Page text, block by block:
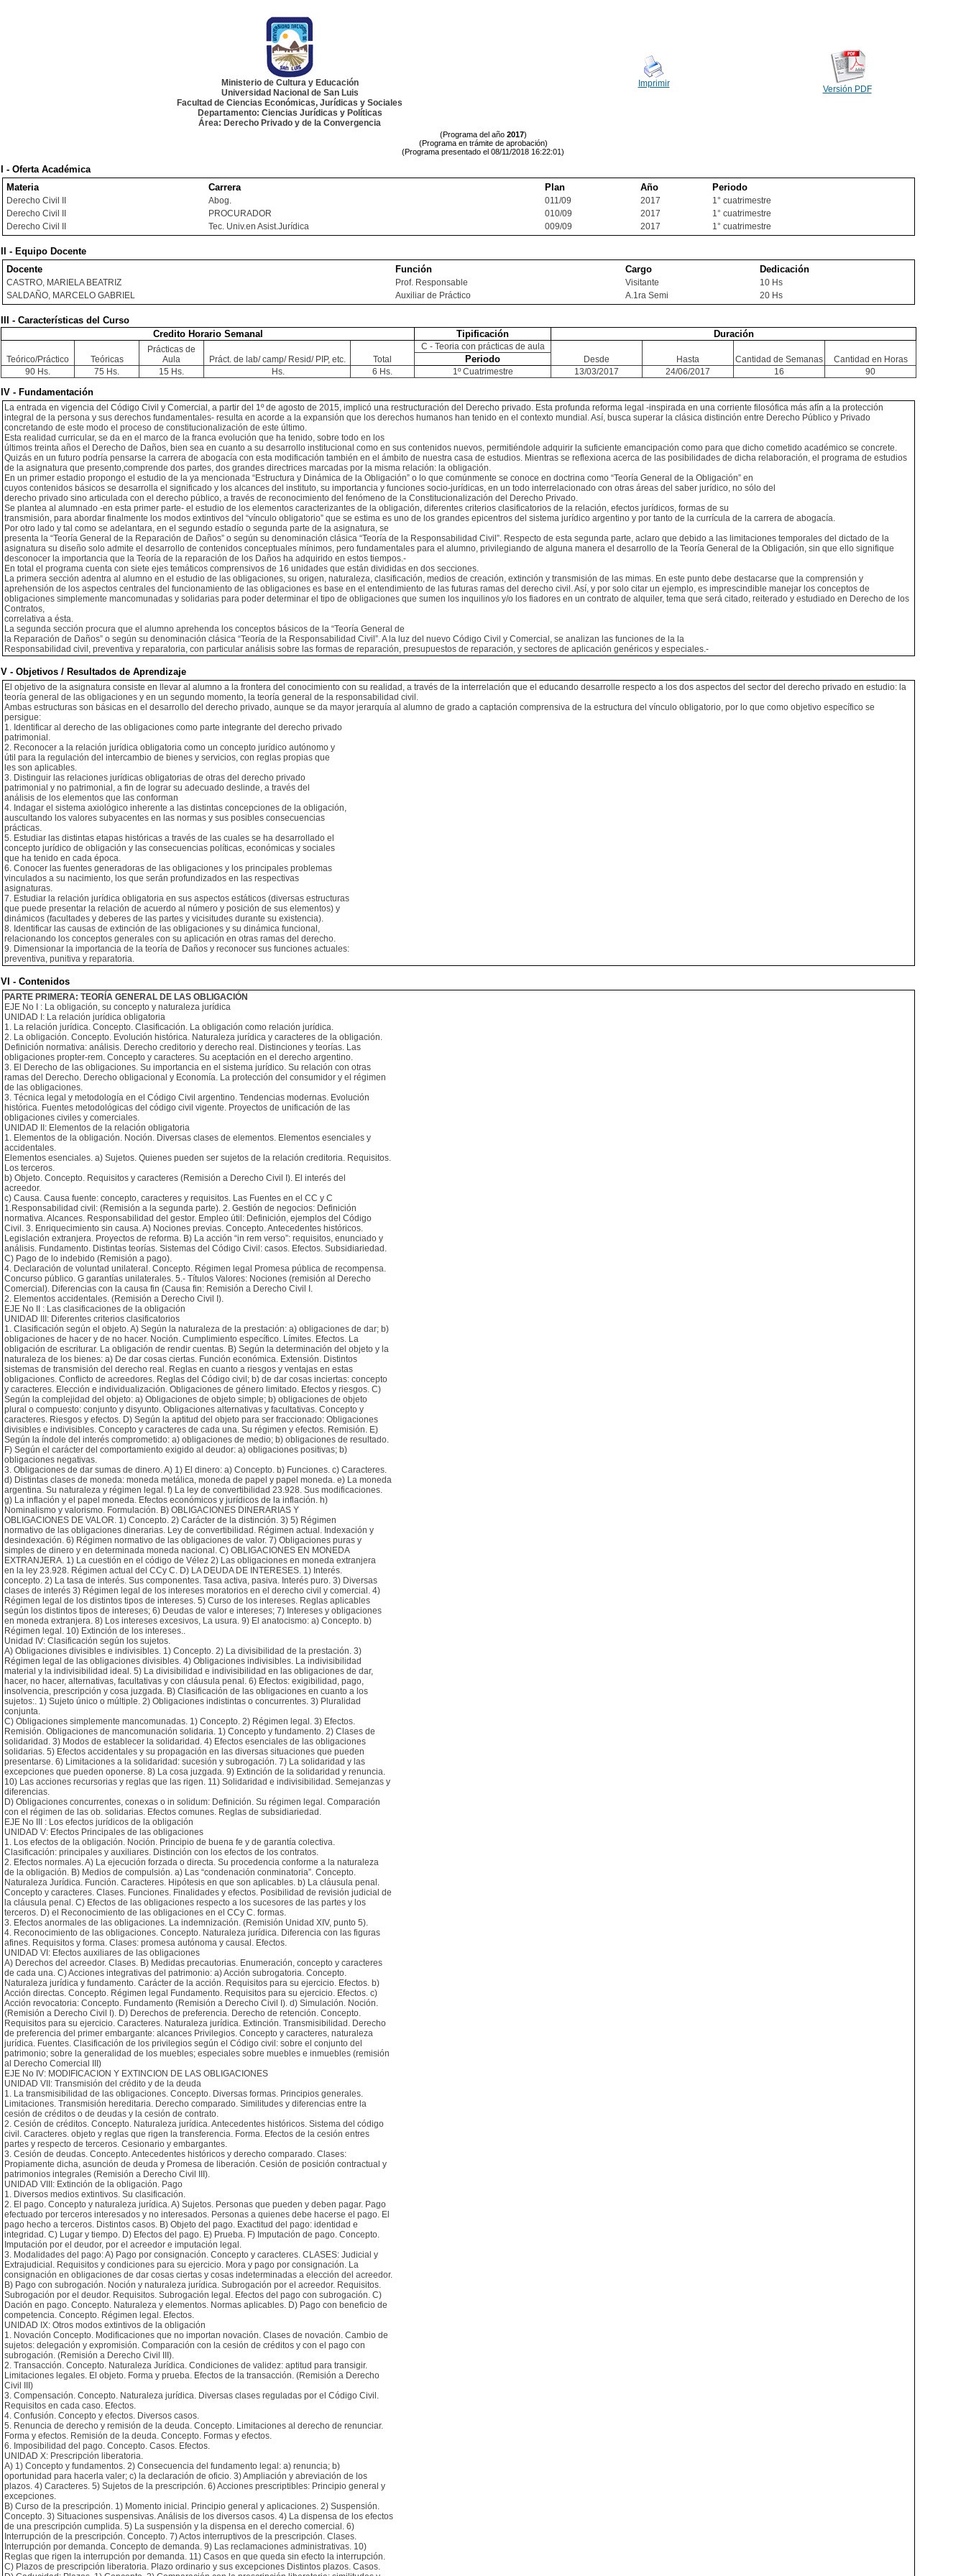
Ministerio de Cultura y Educación
Universidad Nacional de San Luis
Facultad de Ciencias Económicas, Jurídicas y Sociales
Departamento: Ciencias Jurídicas y Políticas
Área: Derecho Privado y de la Convergencia
Imprimir
Versión PDF
(Programa del año 2017)
(Programa en trámite de aprobación)
(Programa presentado el 08/11/2018 16:22:01)
I - Oferta Académica
Materia
Carrera Plan Año Periodo
Derecho Civil II Abog. 011/09 2017
1° cuatrimestre
Derecho Civil II
PROCURADOR 010/09 2017
1° cuatrimestre
Derecho Civil II
Tec. Univ.en Asist.Jurídica 009/09 2017 1° cuatrimestre
II - Equipo Docente
Docente
Función Cargo Dedicación
CASTRO, MARIELA BEATRIZ Prof. Responsable Visitante
10 Hs
SALDAÑO, MARCELO GABRIEL
Auxiliar de Práctico A.1ra Semi 20 Hs
III - Características del Curso
Credito Horario Semanal
Tipificación Duración
Teórico/Práctico Teóricas
Prácticas de
Aula
Práct. de lab/ camp/ Resid/ PIP, etc. Total
C - Teoria con prácticas de aula
Desde
Hasta Cantidad de Semanas Cantidad en Horas
Periodo
90 Hs. 75 Hs. 15 Hs. Hs. 6 Hs. 1º Cuatrimestre 13/03/2017 24/06/2017 16 90
IV - Fundamentación
La entrada en vigencia del Código Civil y Comercial, a partir del 1º de agosto de 2015, implicó una restructuración del Derecho privado. Esta profunda reforma legal -inspirada en una corriente filosófica más afín a la protección
integral de la persona y sus derechos fundamentales- resulta en acorde a la expansión que los derechos humanos han tenido en el contexto mundial. Así, busca superar la clásica distinción entre Derecho Público y Privado
concretando de este modo el proceso de constitucionalización de este último.
Esta realidad curricular, se da en el marco de la franca evolución que ha tenido, sobre todo en los
últimos treinta años el Derecho de Daños, bien sea en cuanto a su desarrollo institucional como en sus contenidos nuevos, permitiéndole adquirir la suficiente emancipación como para que dicho cometido académico se concrete.
Quizás en un futuro podría pensarse la carrera de abogacía con esta modificación también en el ámbito de nuestra casa de estudios. Mientras se reflexiona acerca de las posibilidades de dicha relaboración, el programa de estudios
de la asignatura que presento,comprende dos partes, dos grandes directrices marcadas por la misma relación: la obligación.
En un primer estadio propongo el estudio de la ya mencionada “Estructura y Dinámica de la Obligación” o lo que comúnmente se conoce en doctrina como “Teoría General de la Obligación” en
cuyos contenidos básicos se desarrolla el significado y los alcances del instituto, su importancia y funciones socio-jurídicas, en un todo interrelacionado con otras áreas del saber jurídico, no sólo del
derecho privado sino articulada con el derecho público, a través de reconocimiento del fenómeno de la Constitucionalización del Derecho Privado.
Se plantea al alumnado -en esta primer parte- el estudio de los elementos caracterizantes de la obligación, diferentes criterios clasificatorios de la relación, efectos jurídicos, formas de su
transmisión, para abordar finalmente los modos extintivos del “vínculo obligatorio” que se estima es uno de los grandes epicentros del sistema jurídico argentino y por tanto de la currícula de la carrera de abogacía.
Por otro lado y tal como se adelantara, en el segundo estadío o segunda parte de la asignatura, se
presenta la “Teoría General de la Reparación de Daños” o según su denominación clásica “Teoría de la Responsabilidad Civil”. Respecto de esta segunda parte, aclaro que debido a las limitaciones temporales del dictado de la
asignatura su diseño solo admite el desarrollo de contenidos conceptuales mínimos, pero fundamentales para el alumno, privilegiando de alguna manera el desarrollo de la Teoría General de la Obligación, sin que ello signifique
desconocer la importancia que la Teoría de la reparación de los Daños ha adquirido en estos tiempos.-
En total el programa cuenta con siete ejes temáticos comprensivos de 16 unidades que están divididas en dos secciones.
La primera sección adentra al alumno en el estudio de las obligaciones, su origen, naturaleza, clasificación, medios de creación, extinción y transmisión de las mimas. En este punto debe destacarse que la comprensión y
aprehensión de los aspectos centrales del funcionamiento de las obligaciones es base en el entendimiento de las futuras ramas del derecho civil. Así, y por solo citar un ejemplo, es imprescindible manejar los conceptos de
obligaciones simplemente mancomunadas y solidarias para poder determinar el tipo de obligaciones que sumen los inquilinos y/o los fiadores en un contrato de alquiler, tema que será citado, reiterado y estudiado en Derecho de los
Contratos,
correlativa a ésta.
La segunda sección procura que el alumno aprehenda los conceptos básicos de la “Teoría General de
la Reparación de Daños” o según su denominación clásica “Teoría de la Responsabilidad Civil”. A la luz del nuevo Código Civil y Comercial, se analizan las funciones de la la
Responsabilidad civil, preventiva y reparatoria, con particular análisis sobre las formas de reparación, presupuestos de reparación, y sectores de aplicación genéricos y especiales.-
V - Objetivos / Resultados de Aprendizaje
El objetivo de la asignatura consiste en llevar al alumno a la frontera del conocimiento con su realidad, a través de la interrelación que el educando desarrolle respecto a los dos aspectos del sector del derecho privado en estudio: la
teoría general de las obligaciones y en un segundo momento, la teoría general de la responsabilidad civil.
Ambas estructuras son básicas en el desarrollo del derecho privado, aunque se da mayor jerarquía al alumno de grado a captación comprensiva de la estructura del vínculo obligatorio, por lo que como objetivo específico se
persigue:
1. Identificar al derecho de las obligaciones como parte integrante del derecho privado
patrimonial.
2. Reconocer a la relación jurídica obligatoria como un concepto jurídico autónomo y
útil para la regulación del intercambio de bienes y servicios, con reglas propias que
les son aplicables.
3. Distinguir las relaciones jurídicas obligatorias de otras del derecho privado
patrimonial y no patrimonial, a fin de lograr su adecuado deslinde, a través del
análisis de los elementos que las conforman
4. Indagar el sistema axiológico inherente a las distintas concepciones de la obligación,
auscultando los valores subyacentes en las normas y sus posibles consecuencias
prácticas.
5. Estudiar las distintas etapas históricas a través de las cuales se ha desarrollado el
concepto jurídico de obligación y las consecuencias políticas, económicas y sociales
que ha tenido en cada época.
6. Conocer las fuentes generadoras de las obligaciones y los principales problemas
vinculados a su nacimiento, los que serán profundizados en las respectivas
asignaturas.
7. Estudiar la relación jurídica obligatoria en sus aspectos estáticos (diversas estructuras
que puede presentar la relación de acuerdo al número y posición de sus elementos) y
dinámicos (facultades y deberes de las partes y vicisitudes durante su existencia).
8. Identificar las causas de extinción de las obligaciones y su dinámica funcional,
relacionando los conceptos generales con su aplicación en otras ramas del derecho.
9. Dimensionar la importancia de la teoría de Daños y reconocer sus funciones actuales:
preventiva, punitiva y reparatoria.
VI - Contenidos
PARTE PRIMERA: TEORÍA GENERAL DE LAS OBLIGACIÓN
EJE No I : La obligación, su concepto y naturaleza jurídica
UNIDAD I: La relación jurídica obligatoria
1. La relación jurídica. Concepto. Clasificación. La obligación como relación jurídica.
2. La obligación. Concepto. Evolución histórica. Naturaleza jurídica y caracteres de la obligación.
Definición normativa: análisis. Derecho creditorio y derecho real. Distinciones y teorías. Las
obligaciones propter-rem. Concepto y caracteres. Su aceptación en el derecho argentino.
3. El Derecho de las obligaciones. Su importancia en el sistema jurídico. Su relación con otras
ramas del Derecho. Derecho obligacional y Economía. La protección del consumidor y el régimen
de las obligaciones.
3. Técnica legal y metodología en el Código Civil argentino. Tendencias modernas. Evolución
histórica. Fuentes metodológicas del código civil vigente. Proyectos de unificación de las
obligaciones civiles y comerciales.
UNIDAD II: Elementos de la relación obligatoria
1. Elementos de la obligación. Noción. Diversas clases de elementos. Elementos esenciales y
accidentales.
Elementos esenciales. a) Sujetos. Quienes pueden ser sujetos de la relación creditoria. Requisitos.
Los terceros.
b) Objeto. Concepto. Requisitos y caracteres (Remisión a Derecho Civil I). El interés del
acreedor.
c) Causa. Causa fuente: concepto, caracteres y requisitos. Las Fuentes en el CC y C
1.Responsabilidad civil: (Remisión a la segunda parte). 2. Gestión de negocios: Definición
normativa. Alcances. Responsabilidad del gestor. Empleo útil: Definición, ejemplos del Código
Civil. 3. Enriquecimiento sin causa. A) Nociones previas. Concepto. Antecedentes históricos.
Legislación extranjera. Proyectos de reforma. B) La acción “in rem verso”: requisitos, enunciado y
análisis. Fundamento. Distintas teorías. Sistemas del Código Civil: casos. Efectos. Subsidiariedad.
C) Pago de lo indebido (Remisión a pago).
4. Declaración de voluntad unilateral. Concepto. Régimen legal Promesa pública de recompensa.
Concurso público. G garantías unilaterales. 5.- Títulos Valores: Nociones (remisión al Derecho
Comercial). Diferencias con la causa fin (Causa fin: Remisión a Derecho Civil I.
2. Elementos accidentales. (Remisión a Derecho Civil I).
EJE No II : Las clasificaciones de la obligación
UNIDAD III: Diferentes criterios clasificatorios
1. Clasificación según el objeto. A) Según la naturaleza de la prestación: a) obligaciones de dar; b)
obligaciones de hacer y de no hacer. Noción. Cumplimiento específico. Límites. Efectos. La
obligación de escriturar. La obligación de rendir cuentas. B) Según la determinación del objeto y la
naturaleza de los bienes: a) De dar cosas ciertas. Función económica. Extensión. Distintos
sistemas de transmisión del derecho real. Reglas en cuanto a riesgos y ventajas en estas
obligaciones. Conflicto de acreedores. Reglas del Código civil; b) de dar cosas inciertas: concepto
y caracteres. Elección e individualización. Obligaciones de género limitado. Efectos y riesgos. C)
Según la complejidad del objeto: a) Obligaciones de objeto simple; b) obligaciones de objeto
plural o compuesto: conjunto y disyunto. Obligaciones alternativas y facultativas. Concepto y
caracteres. Riesgos y efectos. D) Según la aptitud del objeto para ser fraccionado: Obligaciones
divisibles e indivisibles. Concepto y caracteres de cada una. Su régimen y efectos. Remisión. E)
Según la índole del interés comprometido: a) obligaciones de medio; b) obligaciones de resultado.
F) Según el carácter del comportamiento exigido al deudor: a) obligaciones positivas; b)
obligaciones negativas.
3. Obligaciones de dar sumas de dinero. A) 1) El dinero: a) Concepto. b) Funciones. c) Caracteres.
d) Distintas clases de moneda: moneda metálica, moneda de papel y papel moneda. e) La moneda
argentina. Su naturaleza y régimen legal. f) La ley de convertibilidad 23.928. Sus modificaciones.
g) La inflación y el papel moneda. Efectos económicos y jurídicos de la inflación. h)
Nominalismo y valorismo. Formulación. B) OBLIGACIONES DINERARIAS Y
OBLIGACIONES DE VALOR. 1) Concepto. 2) Carácter de la distinción. 3) 5) Régimen
normativo de las obligaciones dinerarias. Ley de convertibilidad. Régimen actual. Indexación y
desindexación. 6) Régimen normativo de las obligaciones de valor. 7) Obligaciones puras y
simples de dinero y en determinada moneda nacional. C) OBLIGACIONES EN MONEDA
EXTRANJERA. 1) La cuestión en el código de Vélez 2) Las obligaciones en moneda extranjera
en la ley 23.928. Régimen actual del CCy C. D) LA DEUDA DE INTERESES. 1) Interés.
concepto. 2) La tasa de interés. Sus componentes. Tasa activa, pasiva. Interés puro. 3) Diversas
clases de interés 3) Régimen legal de los intereses moratorios en el derecho civil y comercial. 4)
Régimen legal de los distintos tipos de intereses. 5) Curso de los intereses. Reglas aplicables
según los distintos tipos de intereses; 6) Deudas de valor e intereses; 7) Intereses y obligaciones
en moneda extranjera. 8) Los intereses excesivos, La usura. 9) El anatocismo: a) Concepto. b)
Régimen legal. 10) Extinción de los intereses..
Unidad IV: Clasificación según los sujetos.
A) Obligaciones divisibles e indivisibles. 1) Concepto. 2) La divisibilidad de la prestación. 3)
Régimen legal de las obligaciones divisibles. 4) Obligaciones indivisibles. La indivisibilidad
material y la indivisibilidad ideal. 5) La divisibilidad e indivisibilidad en las obligaciones de dar,
hacer, no hacer, alternativas, facultativas y con cláusula penal. 6) Efectos: exigibilidad, pago,
insolvencia, prescripción y cosa juzgada. B) Clasificación de las obligaciones en cuanto a los
sujetos:. 1) Sujeto único o múltiple. 2) Obligaciones indistintas o concurrentes. 3) Pluralidad
conjunta.
C) Obligaciones simplemente mancomunadas. 1) Concepto. 2) Régimen legal. 3) Efectos.
Remisión. Obligaciones de mancomunación solidaria. 1) Concepto y fundamento. 2) Clases de
solidaridad. 3) Modos de establecer la solidaridad. 4) Efectos esenciales de las obligaciones
solidarias. 5) Efectos accidentales y su propagación en las diversas situaciones que pueden
presentarse. 6) Limitaciones a la solidaridad: sucesión y subrogación. 7) La solidaridad y las
excepciones que pueden oponerse. 8) La cosa juzgada. 9) Extinción de la solidaridad y renuncia.
10) Las acciones recursorias y reglas que las rigen. 11) Solidaridad e indivisibilidad. Semejanzas y
diferencias.
D) Obligaciones concurrentes, conexas o in solidum: Definición. Su régimen legal. Comparación
con el régimen de las ob. solidarias. Efectos comunes. Reglas de subsidiariedad.
EJE No III : Los efectos jurídicos de la obligación
UNIDAD V: Efectos Principales de las obligaciones
1. Los efectos de la obligación. Noción. Principio de buena fe y de garantía colectiva.
Clasificación: principales y auxiliares. Distinción con los efectos de los contratos.
2. Efectos normales. A) La ejecución forzada o directa. Su procedencia conforme a la naturaleza
de la obligación. B) Medios de compulsión. a) Las “condenación conminatoria”. Concepto.
Naturaleza Jurídica. Función. Caracteres. Hipótesis en que son aplicables. b) La cláusula penal.
Concepto y caracteres. Clases. Funciones. Finalidades y efectos. Posibilidad de revisión judicial de
la cláusula penal. C) Efectos de las obligaciones respecto a los sucesores de las partes y los
terceros. D) el Reconocimiento de las obligaciones en el CCy C. formas.
3. Efectos anormales de las obligaciones. La indemnización. (Remisión Unidad XIV, punto 5).
4. Reconocimiento de las obligaciones. Concepto. Naturaleza jurídica. Diferencia con las figuras
afines. Requisitos y forma. Clases: promesa autónoma y causal. Efectos.
UNIDAD VI: Efectos auxiliares de las obligaciones
A) Derechos del acreedor. Clases. B) Medidas precautorias. Enumeración, concepto y caracteres
de cada una. C) Acciones integrativas del patrimonio: a) Acción subrogatoria. Concepto.
Naturaleza jurídica y fundamento. Carácter de la acción. Requisitos para su ejercicio. Efectos. b)
Acción directas. Concepto. Régimen legal Fundamento. Requisitos para su ejercicio. Efectos. c)
Acción revocatoria: Concepto. Fundamento (Remisión a Derecho Civil I). d) Simulación. Noción.
(Remisión a Derecho Civil I). D) Derechos de preferencia. Derecho de retención. Concepto.
Requisitos para su ejercicio. Caracteres. Naturaleza jurídica. Extinción. Transmisibilidad. Derecho
de preferencia del primer embargante: alcances Privilegios. Concepto y caracteres, naturaleza
jurídica. Fuentes. Clasificación de los privilegios según el Código civil: sobre el conjunto del
patrimonio; sobre la generalidad de los muebles; especiales sobre muebles e inmuebles (remisión
al Derecho Comercial III)
EJE No IV: MODIFICACION Y EXTINCION DE LAS OBLIGACIONES
UNIDAD VII: Transmisión del crédito y de la deuda
1. La transmisibilidad de las obligaciones. Concepto. Diversas formas. Principios generales.
Limitaciones. Transmisión hereditaria. Derecho comparado. Similitudes y diferencias entre la
cesión de créditos o de deudas y la cesión de contrato.
2. Cesión de créditos. Concepto. Naturaleza jurídica. Antecedentes históricos. Sistema del código
civil. Caracteres. objeto y reglas que rigen la transferencia. Forma. Efectos de la cesión entres
partes y respecto de terceros. Cesionario y embargantes.
3. Cesión de deudas. Concepto. Antecedentes históricos y derecho comparado. Clases:
Propiamente dicha, asunción de deuda y Promesa de liberación. Cesión de posición contractual y
patrimonios integrales (Remisión a Derecho Civil III).
UNIDAD VIII: Extinción de la obligación. Pago
1. Diversos medios extintivos. Su clasificación.
2. El pago. Concepto y naturaleza jurídica. A) Sujetos. Personas que pueden y deben pagar. Pago
efectuado por terceros interesados y no interesados. Personas a quienes debe hacerse el pago. El
pago hecho a terceros. Distintos casos. B) Objeto del pago. Exactitud del pago: identidad e
integridad. C) Lugar y tiempo. D) Efectos del pago. E) Prueba. F) Imputación de pago. Concepto.
Imputación por el deudor, por el acreedor e imputación legal.
3. Modalidades del pago: A) Pago por consignación. Concepto y caracteres. CLASES: Judicial y
Extrajudicial. Requisitos y condiciones para su ejercicio. Mora y pago por consignación. La
consignación en obligaciones de dar cosas ciertas y cosas indeterminadas a elección del acreedor.
B) Pago con subrogación. Noción y naturaleza jurídica. Subrogación por el acreedor. Requisitos.
Subrogación por el deudor. Requisitos. Subrogación legal. Efectos del pago con subrogación. C)
Dación en pago. Concepto. Naturaleza y elementos. Normas aplicables. D) Pago con beneficio de
competencia. Concepto. Régimen legal. Efectos.
UNIDAD IX: Otros modos extintivos de la obligación
1. Novación Concepto. Modificaciones que no importan novación. Clases de novación. Cambio de
sujetos: delegación y expromisión. Comparación con la cesión de créditos y con el pago con
subrogación. (Remisión a Derecho Civil III).
2. Transacción. Concepto. Naturaleza Jurídica. Condiciones de validez: aptitud para transigir.
Limitaciones legales. El objeto. Forma y prueba. Efectos de la transacción. (Remisión a Derecho
Civil III)
3. Compensación. Concepto. Naturaleza jurídica. Diversas clases reguladas por el Código Civil.
Requisitos en cada caso. Efectos.
4. Confusión. Concepto y efectos. Diversos casos.
5. Renuncia de derecho y remisión de la deuda. Concepto. Limitaciones al derecho de renunciar.
Forma y efectos. Remisión de la deuda. Concepto. Formas y efectos.
6. Imposibilidad del pago. Concepto. Casos. Efectos.
UNIDAD X: Prescripción liberatoria.
A) 1) Concepto y fundamentos. 2) Consecuencia del fundamento legal: a) renuncia; b)
oportunidad para hacerla valer; c) la declaración de oficio. 3) Ampliación y abreviación de los
plazos. 4) Caracteres. 5) Sujetos de la prescripción. 6) Acciones prescriptibles: Principio general y
excepciones.
B) Curso de la prescripción. 1) Momento inicial. Principio general y aplicaciones. 2) Suspensión.
Concepto. 3) Situaciones suspensivas. Análisis de los diversos casos. 4) La dispensa de los efectos
de una prescripción cumplida. 5) La suspensión y la dispensa en el derecho comercial. 6)
Interrupción de la prescripción. Concepto. 7) Actos interruptivos de la prescripción. Clases.
Interrupción por demanda. Concepto de demanda. 9) Las reclamaciones administrativas. 10)
Reglas que rigen la interrupción por demanda. 11) Casos en que queda sin efecto la interrupción.
C) Plazos de prescripción liberatoria. Plazo ordinario y sus excepciones Distintos plazos. Casos.